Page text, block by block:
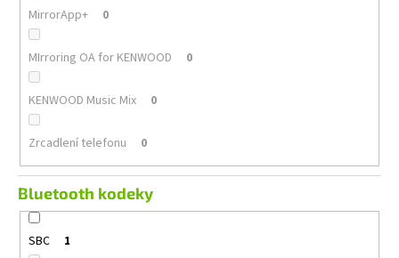
MirrorApp+ 0
MIrroring OA for KENWOOD 0
KENWOOD Music Mix 0
Zrcadlení telefonu 0
Bluetooth kodeky
SBC 1